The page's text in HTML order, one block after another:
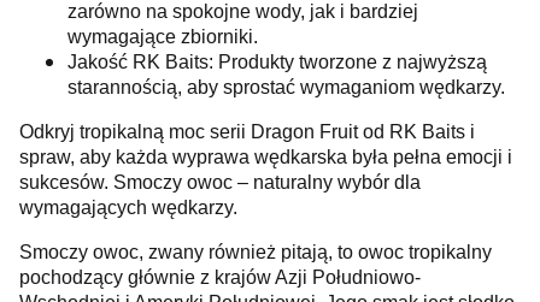
zarówno na spokojne wody, jak i bardziej
wymagające zbiorniki.
Jakość RK Baits: Produkty tworzone z najwyższą
starannością, aby sprostać wymaganiom wędkarzy.
Odkryj tropikalną moc serii Dragon Fruit od RK Baits i
spraw, aby każda wyprawa wędkarska była pełna emocji i
sukcesów. Smoczy owoc – naturalny wybór dla
wymagających wędkarzy.
Smoczy owoc, zwany również pitają, to owoc tropikalny
pochodzący głównie z krajów Azji Południowo-